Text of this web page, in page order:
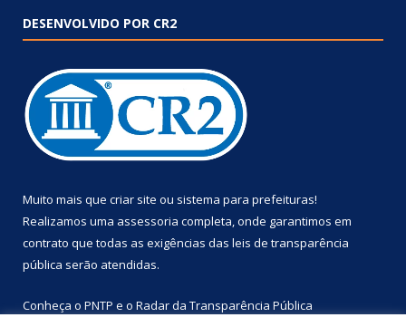
DESENVOLVIDO POR CR2
Muito mais que criar site ou sistema para prefeituras!
Realizamos uma assessoria completa, onde garantimos em
contrato que todas as exigências das leis de transparência
pública serão atendidas.
Conheça o PNTP e o Radar da Transparência Pública